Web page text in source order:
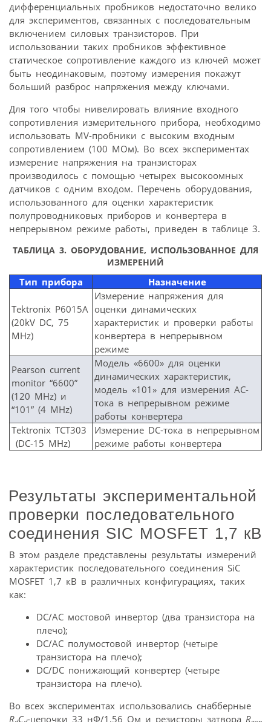
дифференциальных пробников недостаточно велико
для экспериментов, связанных с последовательным
включением силовых транзисторов. При
использовании таких пробников эффективное
статическое сопротивление каждого из ключей может
быть неодинаковым, поэтому измерения покажут
больший разброс напряжения между ключами.
Для того чтобы нивелировать влияние входного
сопротивления измерительного прибора, необходимо
использовать MV-пробники с высоким входным
сопротивлением (100 МОм). Во всех экспериментах
измерение напряжения на транзисторах
производилось с помощью четырех высокоомных
датчиков с одним входом. Перечень оборудования,
использованного для оценки характеристик
полупроводниковых приборов и конвертера в
непрерывном режиме работы, приведен в таблице 3.
ТАБЛИЦА 3. ОБОРУДОВАНИЕ, ИСПОЛЬЗОВАННОЕ ДЛЯ
ИЗМЕРЕНИЙ
Тип прибора Назначение
Tektronix P6015A
(20kV DC, 75
MHz)
Измерение напряжения для
оценки динамических
характеристик и проверки работы
конвертера в непрерывном
режиме
Pearson current
monitor “6600”
(120 MHz) и
“101” (4 MHz)
Модель «6600» для оценки
динамических характеристик,
модель «101» для измерения АС-
тока в непрерывном режиме
работы конвертера
Tektronix TCT303
(DC-15 MHz)
Измерение DC-тока в непрерывном
режиме работы конвертера
Результаты экспериментальной
проверки последовательного
соединения SIC MOSFET 1,7 кВ
В этом разделе представлены результаты измерений
характеристик последовательного соединения SiC
MOSFET 1,7 кВ в различных конфигурациях, таких
как:
DC/AC мостовой инвертор (два транзистора на
плечо);
DC/AC полумостовой инвертор (четыре
транзистора на плечо);
DC/DC понижающий конвертер (четыре
транзистора на плечо).
Во всех экспериментах использовались снабберные
R C -цепочки 33 нФ/1,56 Ом и резисторы затвора R